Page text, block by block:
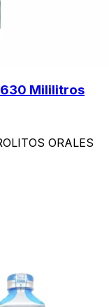
630 Mililitros
ORALES